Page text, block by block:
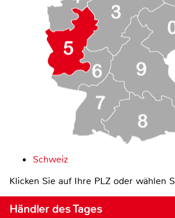
Schweiz
Klicken Sie auf Ihre PLZ oder wählen
Händler des Tages